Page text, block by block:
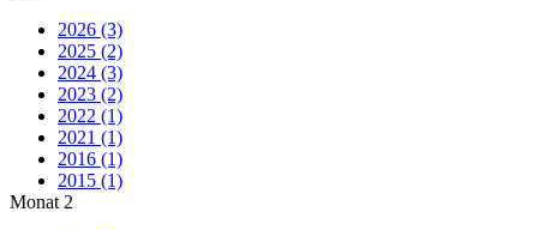
2026 (3)
2025 (2)
2024 (3)
2023 (2)
2022 (1)
2021 (1)
2016 (1)
2015 (1)
Monat 2